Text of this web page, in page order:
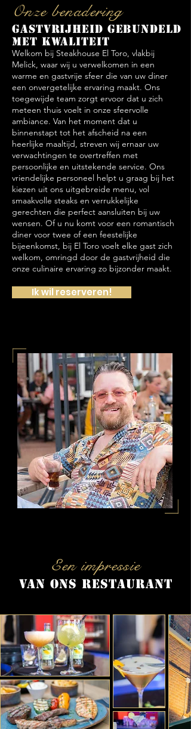
Onze benadering
Gastvrijheid gebundeld
met kwaliteit
Welkom bij Steakhouse El Toro, vlakbij
Melick, waar wij u verwelkomen in een
warme en gastvrije sfeer die van uw diner
een onvergetelijke ervaring maakt. Ons
toegewijde team zorgt ervoor dat u zich
meteen thuis voelt in onze sfeervolle
ambiance. Van het moment dat u
binnenstapt tot het afscheid na een
heerlijke maaltijd, streven wij ernaar uw
verwachtingen te overtreffen met
persoonlijke en uitstekende service. Ons
vriendelijke personeel helpt u graag bij het
kiezen uit ons uitgebreide menu, vol
smaakvolle steaks en verrukkelijke
gerechten die perfect aansluiten bij uw
wensen. Of u nu komt voor een romantisch
diner voor twee of een feestelijke
bijeenkomst, bij El Toro voelt elke gast zich
welkom, omringd door de gastvrijheid die
onze culinaire ervaring zo bijzonder maakt.
Ik wil reserveren!
Een impressie
van ons restaurant